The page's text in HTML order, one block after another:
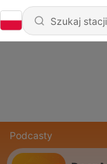
Podcasty